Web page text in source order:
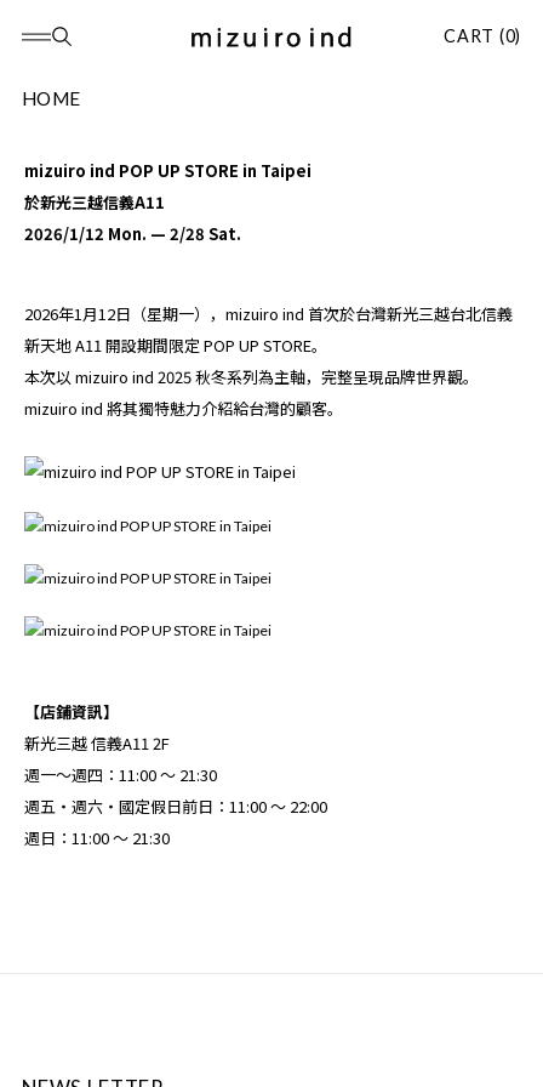
CART (0)
HOME
mizuiro ind POP UP STORE in Taipei
於新光三越信義A11
2026/1/12 Mon. — 2/28 Sat.
2026年1月12日（星期一），mizuiro ind 首次於台灣新光三越台北信義
新天地 A11 開設期間限定 POP UP STORE。
本次以 mizuiro ind 2025 秋冬系列為主軸，完整呈現品牌世界觀。
mizuiro ind 將其獨特魅力介紹給台灣的顧客。
【店鋪資訊】
新光三越 信義A11 2F
週一～週四：11:00 ～ 21:30
週五・週六・國定假日前日：11:00 ～ 22:00
週日：11:00 ～ 21:30